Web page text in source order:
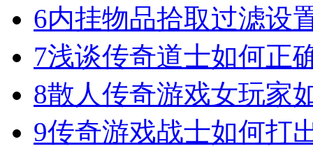
6内挂物品拾取过滤设
7浅谈传奇道士如何正
8散人传奇游戏女玩家
9传奇游戏战士如何打